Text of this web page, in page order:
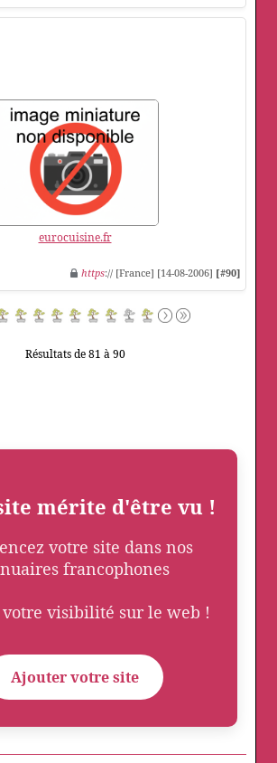
eurocuisine.fr
https:// [France] [14-08-2006] [#90]
Résultats de 81 à 90
mérite d'être vu !
votre site dans nos
francophones
votre visibilité sur le web !
Ajouter votre site